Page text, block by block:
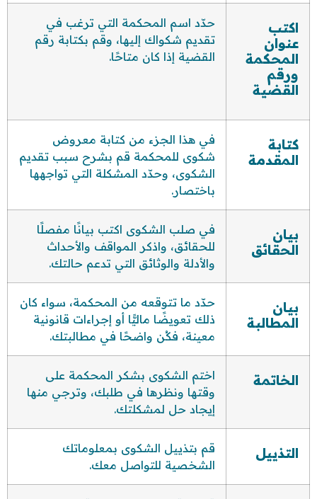
اكتب
عنوان
المحكمة
ورقم
القضية
حدّد اسم المحكمة التي ترغب في
تقديم شكواك إليها، وقم بكتابة رقم
القضية إذا كان متاحًا.
كتابة
المقدمة
في هذا الجزء من كتابة معروض
شكوى للمحكمة قم بشرح سبب تقديم
الشكوى، وحدّد المشكلة التي تواجهها
باختصار.
بيان
الحقائق
في صلب الشكوى اكتب بيانًا مفصلًا
للحقائق، واذكر المواقف والأحداث
والأدلة والوثائق التي تدعم حالتك.
بيان
المطالبة
حدّد ما تتوقعه من المحكمة، سواء كان
ذلك تعويضًا ماليًّا أو إجراءات قانونية
معينة، فكُن واضحًا في مطالبتك.
الخاتمة
اختم الشكوى بشكر المحكمة على
وقتها ونظرها في طلبك، وترجي منها
إيجاد حل لمشكلتك.
التذييل
قم بتذييل الشكوى بمعلوماتك
الشخصية للتواصل معك.